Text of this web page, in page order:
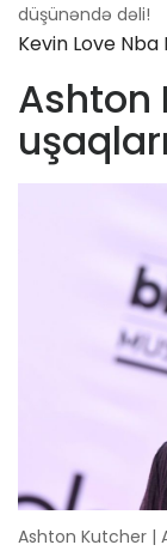
düşünəndə dəli!
Kevin Love
Ashton
Ashton Kutcher |